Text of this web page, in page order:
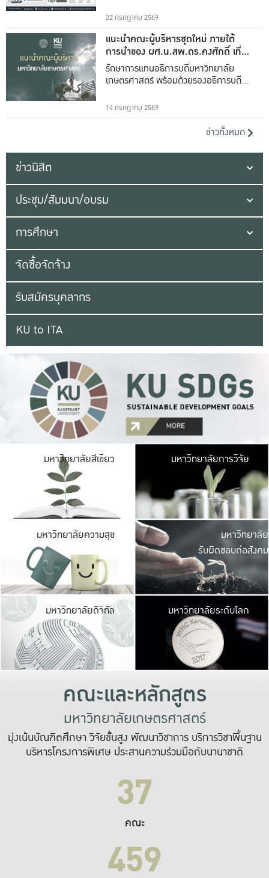
22 กรกฎาคม 2569
แนะนำคณะผู้บริหารชุดใหม่ ภายใต้
การนำของ ผศ.น.สพ.ดร.คงศักดิ์ เที่ยง
ธรรม
รักษาการแทนอธิการบดีมหาวิทยาลัย
เกษตรศาสตร์ พร้อมด้วยรองอธิการบดีทั้ง
14 กรกฎาคม 2569
ข่าวทั้งหมด
ข่าวนิสิต
ประชุม/สัมมนา/อบรม
การศึกษา
จัดซื้อจัดจ้าง
รับสมัครบุคลากร
KU to ITA
มหาวิทยาลัยสีเขียว มหาวิ
มีพื้นที่เขียวสดใส
เป็นป่าในเมือง เกษต
มหาวิทยาลัยการวิจัย
มหาวิทยาลัยความสุข มหาวิ
ค
เปิดประ
และพบเรื่องราวใ
มหาวิทยาลัย
รับผิดชอบต่อสังคม
มหาวิทยาลัยดิจิทัล มหาวิ
เปลี่ยนแปลง แล
เพื่อทำง
ระบบสารสนเทศ
มหาวิทยาลัยระดับโลก
คณะและหลักสูตร
มหาวิทยาลัยเกษตรศาสตร์
มุ่งเน้นบัณฑิตศึกษา วิจัยขั้นสูง พัฒนาวิชาการ บริการวิชาพื้นฐาน
บริหารโครงการพิเศษ ประสานความร่วมมือกับนานาชาติ
37
คณะ
459